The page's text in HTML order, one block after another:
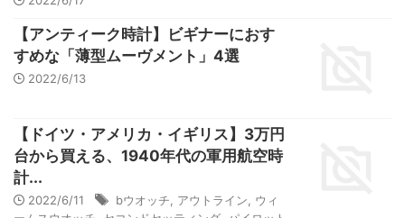
【アンティーク時計】ビギナーにおす
すめな「薄型ムーヴメント」4選
2022/6/13
【ドイツ・アメリカ・イギリス】3万円
台から買える、1940年代の軍用航空時
計...
2022/6/11 bウオッチ アウトライン
ウィ